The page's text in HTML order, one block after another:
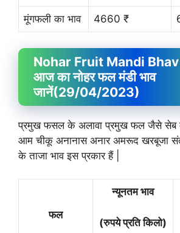
मूंगफली का भाव 4660 ₹
Nohar Fruit Mandi Bhav
आज का नोहर फल मंडी भाव
जानें(29/04/2023)
प्रमुख फसल के अलावा प्रमुख फल जैसे सेब
आम चीकू अनानास अनार अमरूद खरबूजा
के ताजा भाव इस प्रकार हैं |
फल
न्यूनतम भाव
(रुपये प्रति किलो)